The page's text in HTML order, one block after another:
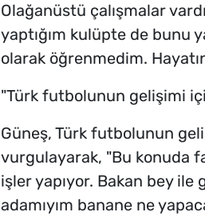
Olağanüstü çalışmalar
yaptığım kulüpte de bunu
olarak öğrenmedim.
"Türk futbolunun gelişimi
Güneş, Türk futbolunun
vurgulayarak, "Bu konuda
işler yapıyor. Bakan bey ile
adamıyım banane ne